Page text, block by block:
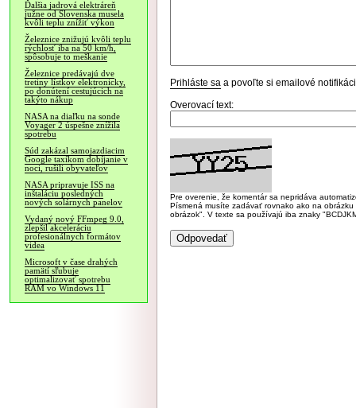
Ďalšia jadrová elektráreň
južne od Slovenska musela
kvôli teplu znížiť výkon
Železnice znižujú kvôli teplu
rýchlosť iba na 50 km/h,
spôsobuje to meškanie
Železnice predávajú dve
tretiny lístkov elektronicky,
po donútení cestujúcich na
takýto nákup
NASA na diaľku na sonde
Voyager 2 úspešne znížila
spotrebu
Súd zakázal samojazdiacim
Google taxíkom dobíjanie v
noci, rušili obyvateľov
NASA pripravuje ISS na
inštaláciu posledných
nových solárnych panelov
Vydaný nový FFmpeg 9.0,
zlepšil akceleráciu
profesionálnych formátov
videa
Microsoft v čase drahých
pamätí sľubuje
optimalizovať spotrebu
RAM vo Windows 11
Prihláste sa a povoľte si emailové
Overovací text:
Pre overenie, že komentár sa nepridáva
Písmená musíte zadávať rovnako ako na
obrázok". V texte sa používajú iba znaky